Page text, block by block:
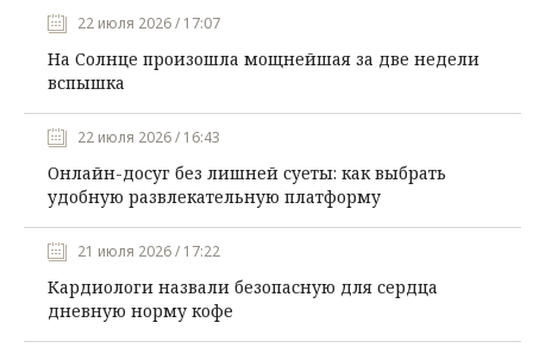
22 июля 2026 / 17:07
На Солнце произошла мощнейшая за две недели
вспышка
22 июля 2026 / 16:43
Онлайн-досуг без лишней суеты: как выбрать
удобную развлекательную платформу
21 июля 2026 / 17:22
Кардиологи назвали безопасную для сердца
дневную норму кофе